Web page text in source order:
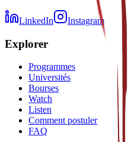
LinkedIn Instagram
Explorer
Programmes
Universités
Bourses
Watch
Listen
Comment postuler
FAQ